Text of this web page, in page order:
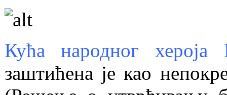
Кућа народног
заштићена је као